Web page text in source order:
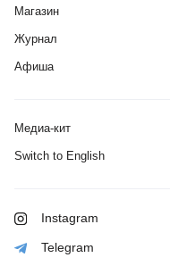
Магазин
Журнал
Афиша
Медиа-кит
Switch to English
Instagram
Telegram